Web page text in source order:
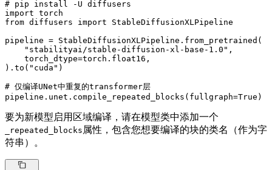
# pip install -U diffusers
import
from diffusers import StableDiffusionXLPipeline
pipeline = StableDiffusionXLPipeline.from_pretrained(
"stabilityai/stable-diffusion-xl-base-1.0" ,
    torch_dtype=torch.float16,
).to( "cuda" )
# 仅编译UNet中重复的transformer层
pipeline.unet.compile_repeated_blocks(fullgraph=True )
要为新模型启用区域编译，请在模型类中添加一个
_repeated_blocks 属性，包含您想要编译的块的类名（作为字
符串）。